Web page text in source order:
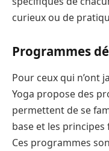
curieux ou de
Programmes
Pour ceux qui n’ont
Yoga propose des
permettent de se
base et les
Ces programmes